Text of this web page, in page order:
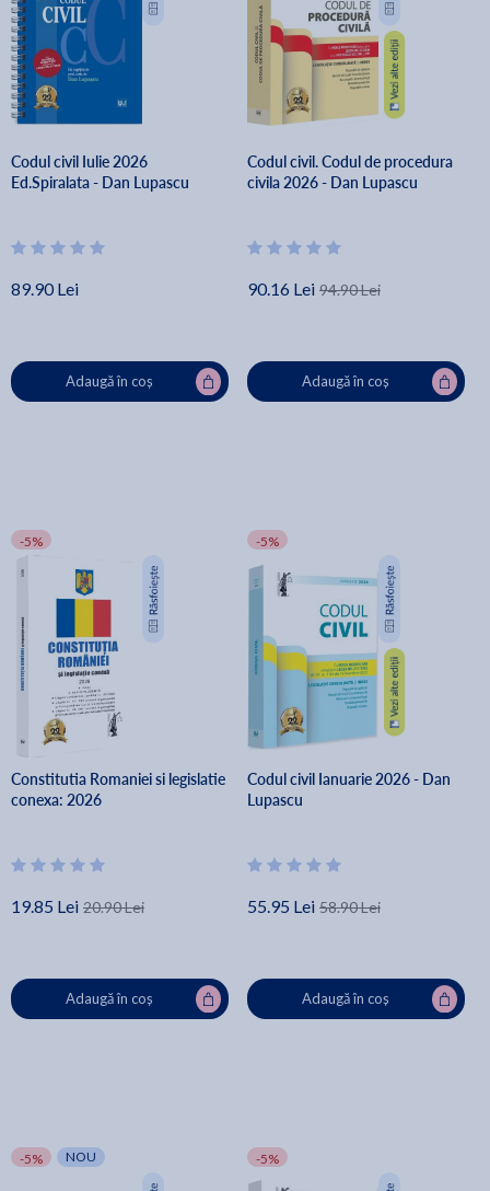
Codul civil Iulie 2026
Ed.Spiralata - Dan Lupascu
89.90 Lei
Adaugă în coș
Codul civil. Codul de procedura
civila 2026 - Dan Lupascu
90.16 Lei 94.90 Lei
Adaugă în coș
-5%
Constitutia Romaniei si legislatie
conexa: 2026
19.85 Lei 20.90 Lei
Adaugă în coș
-5%
Codul civil Ianuarie 2026 - Dan
Lupascu
55.95 Lei 58.90 Lei
Adaugă în coș
-5% NOU -5%